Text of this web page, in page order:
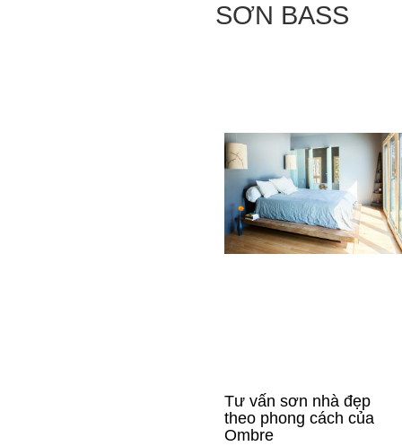
SƠN BASS
Tư vấn sơn nhà đẹp
theo phong cách của
Ombre